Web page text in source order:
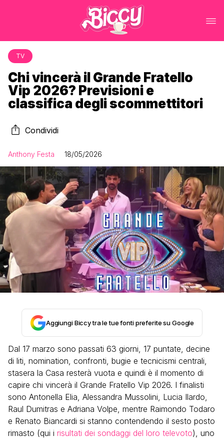
TV
Chi vincerà il Grande Fratello
Vip 2026? Previsioni e
classifica degli scommettitori
Condividi
Anthony Festa 18/05/2026
Aggiungi Biccy tra le tue fonti preferite su Google
Dal 17 marzo sono passati 63 giorni, 17 puntate, decine
di liti, nomination, confronti, bugie e tecnicismi centrali,
stasera la Casa resterà vuota e quindi è il momento di
capire chi vincerà il Grande Fratello Vip 2026. I finalisti
sono Antonella Elia, Alessandra Mussolini, Lucia Ilardo,
Raul Dumitras e Adriana Volpe, mentre Raimondo Todaro
e Renato Biancardi si stanno contendendo il sesto posto
rimasto (qui i risultati dei sondaggi del loro televoto), uno